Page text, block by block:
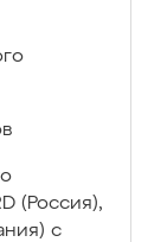
(Россия),
с